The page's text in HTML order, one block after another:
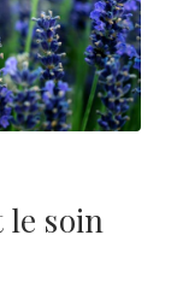
soin